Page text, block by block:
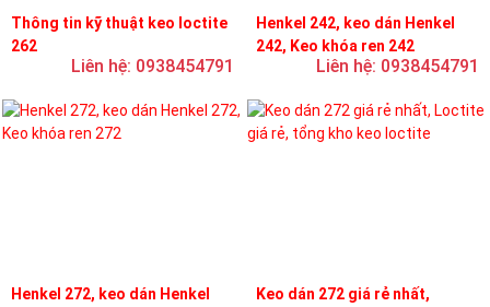
Thông tin kỹ thuật keo loctite
262
Liên hệ: 0938454791
Henkel 242, keo dán Henkel
242, Keo khóa ren 242
Liên hệ: 0938454791
Henkel 272, keo dán Henkel
Keo dán 272 giá rẻ nhất,